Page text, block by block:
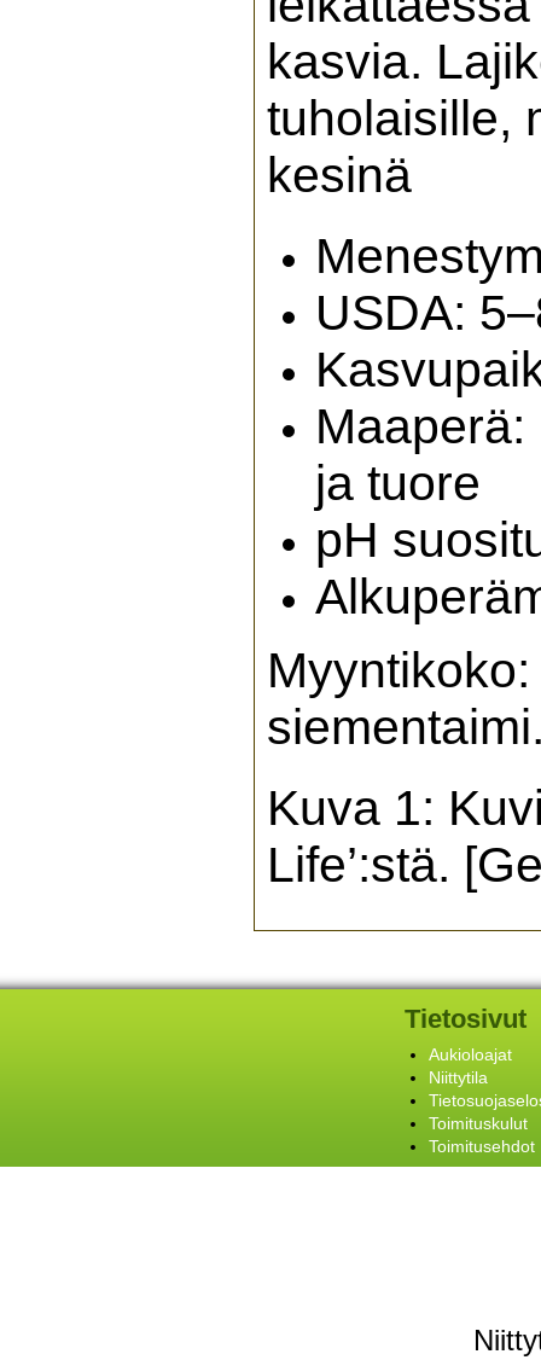
kasvia.
tuholaisille,
kesinä
USDA:
ja tuore
pH
Kuva 1:
Life’:stä.
Tietosivut
Aukioloajat
Niittytila
Toimituskulut
Toimitusehdot